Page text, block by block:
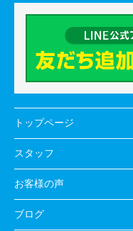
トップページ
スタッフ
お客様の声
ブログ